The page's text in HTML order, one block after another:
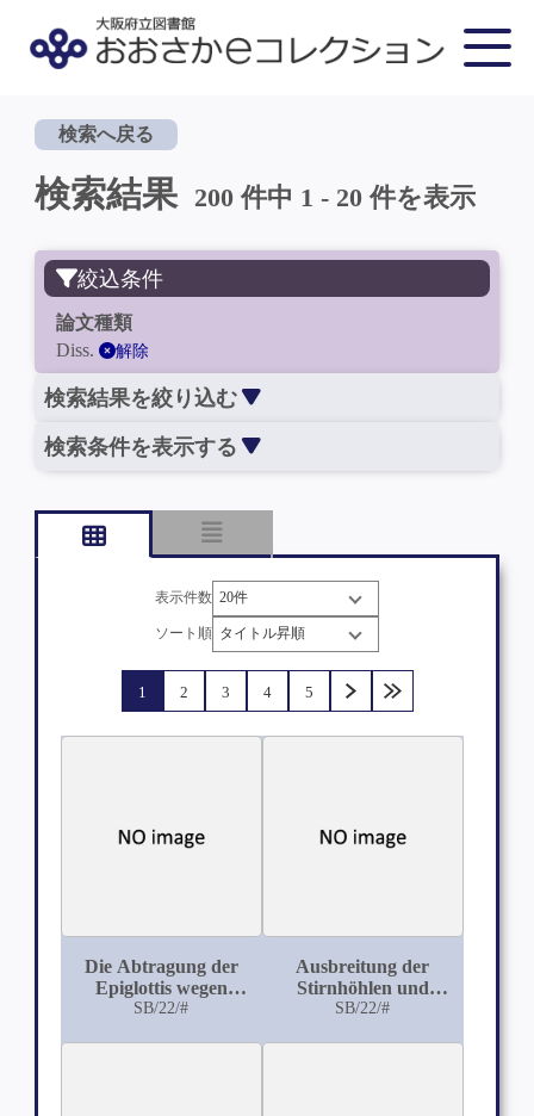
検索へ戻る
検索結果 200 件中 1 - 20 件を表示
絞込条件
論文種類
Diss.
解除
検索結果を絞り込む
検索条件を表示する
表示件数
ソート順
1 2 3 4 5
Die Abtragung der
Epiglottis wegen
Tuberkulose
SB/22/#
Ausbreitung der
Stirnhöhlen und
Siebbeinzellen über
SB/22/#